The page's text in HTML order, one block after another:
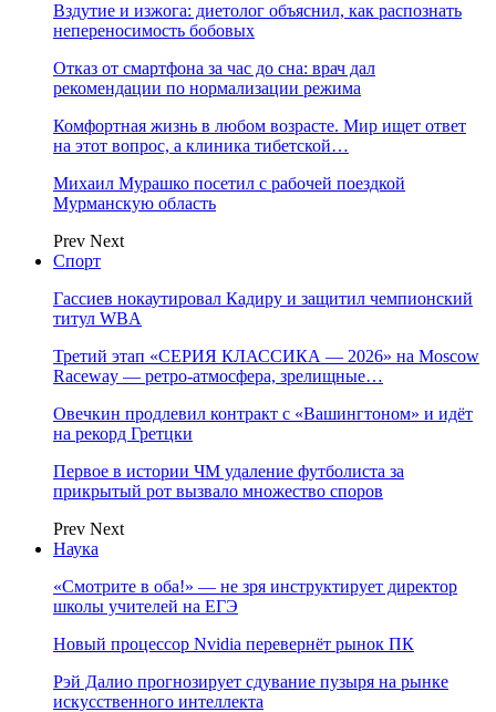
Вздутие и изжога: диетолог объяснил, как распознать
непереносимость бобовых
Отказ от смартфона за час до сна: врач дал
рекомендации по нормализации режима
Комфортная жизнь в любом возрасте. Мир ищет ответ
на этот вопрос, а клиника тибетской…
Михаил Мурашко посетил с рабочей поездкой
Мурманскую область
Prev Next
Спорт
Гассиев нокаутировал Кадиру и защитил чемпионский
титул WBA
Третий этап «СЕРИЯ КЛАССИКА — 2026» на Moscow
Raceway — ретро‑атмосфера, зрелищные…
Овечкин продлевил контракт с «Вашингтоном» и идёт
на рекорд Гретцки
Первое в истории ЧМ удаление футболиста за
прикрытый рот вызвало множество споров
Prev Next
Наука
«Смотрите в оба!» — не зря инструктирует директор
школы учителей на ЕГЭ
Новый процессор Nvidia перевернёт рынок ПК
Рэй Далио прогнозирует сдувание пузыря на рынке
искусственного интеллекта